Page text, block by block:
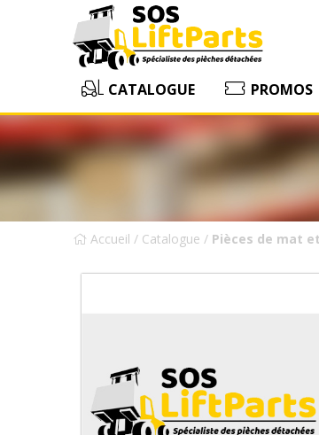
CATALOGUE PROMOS
Accueil / Catalogue / Pièces de mat